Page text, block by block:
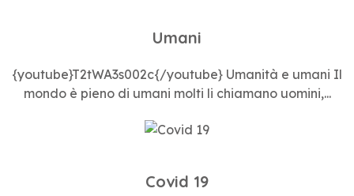
Umani
{youtube}T2tWA3s002c{/youtube} Umanità e umani Il
mondo è pieno di umani molti li chiamano uomini,...
Covid 19